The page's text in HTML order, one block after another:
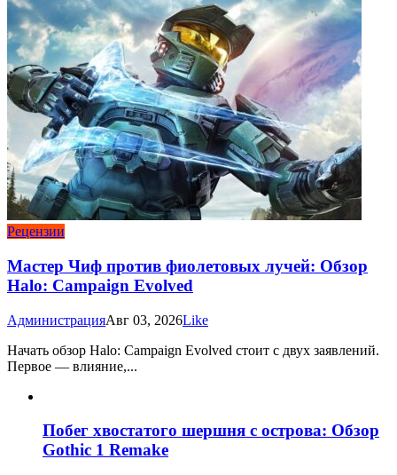
Рецензии
Мастер Чиф против фиолетовых лучей: Обзор
Halo: Campaign Evolved
АдминистрацияАвг 03, 2026Like
Начать обзор Halo: Campaign Evolved стоит с двух заявлений.
Первое — влияние,...
Побег хвостатого шершня с острова: Обзор
Gothic 1 Remake